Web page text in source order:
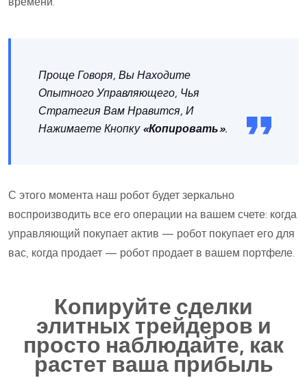
Проще Говоря, Вы Находите
Опытного Управляющего, Чья
Стратегия Вам Нравится, И
Нажимаете Кнопку «Копировать».
С этого момента наш робот будет зеркально
воспроизводить все его операции на вашем счете: когда
управляющий покупает актив — робот покупает его для
вас, когда продает — робот продает в вашем портфеле.
Копируйте сделки
элитных трейдеров и
просто наблюдайте, как
растет ваша прибыль